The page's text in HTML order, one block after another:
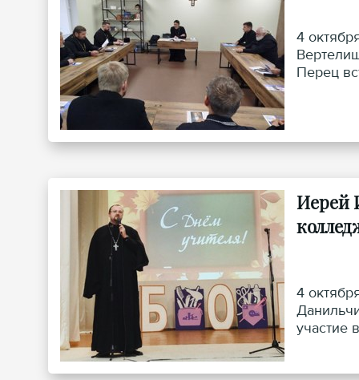
4
Перец
Иерей
4
участие